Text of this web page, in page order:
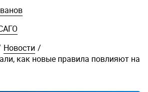
Новости /
как новые правила повлияют на